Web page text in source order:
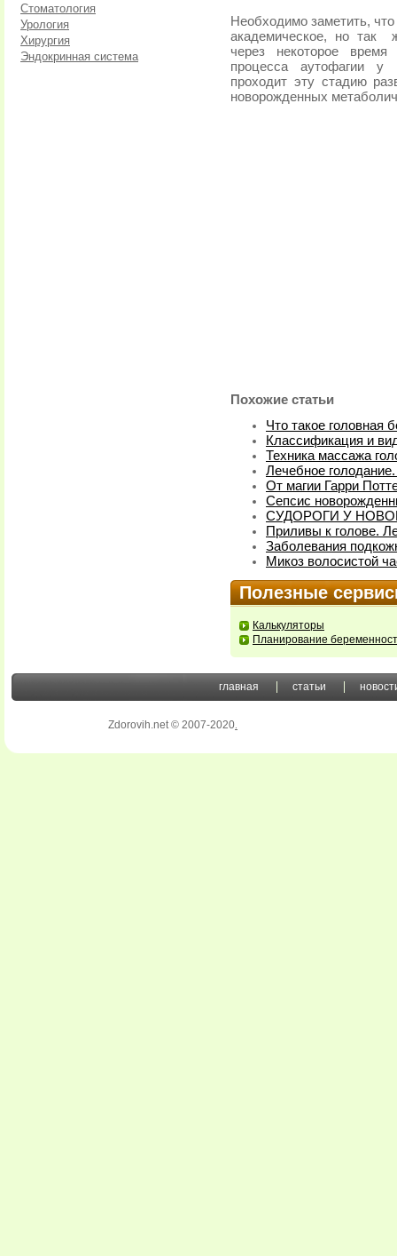
Стоматология
Урология
Хирургия
Эндокринная система
Необходимо заметить,
академическое, но так
через некоторое время
процесса аутофагии у
проходит эту стадию
новорожденных
Похожие статьи
Что такое головная
Классификация и
Техника массажа
Лечебное
От магии Гарри
Сепсис
СУДОРОГИ У
Приливы к голове.
Заболевания
Микоз волосистой
Полезные
Калькуляторы
Планирование
главная статьи
Zdorovih.net © 2007-2020